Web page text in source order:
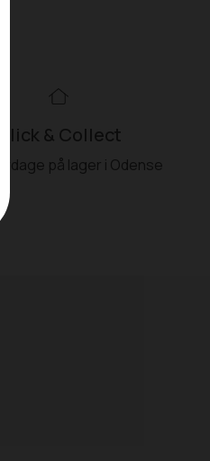
Click & Collect
på lager i Odense